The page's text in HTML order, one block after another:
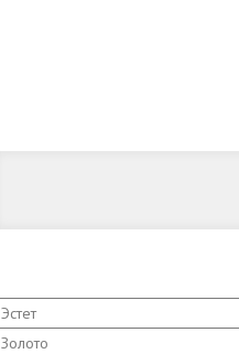
Эстет
Золото